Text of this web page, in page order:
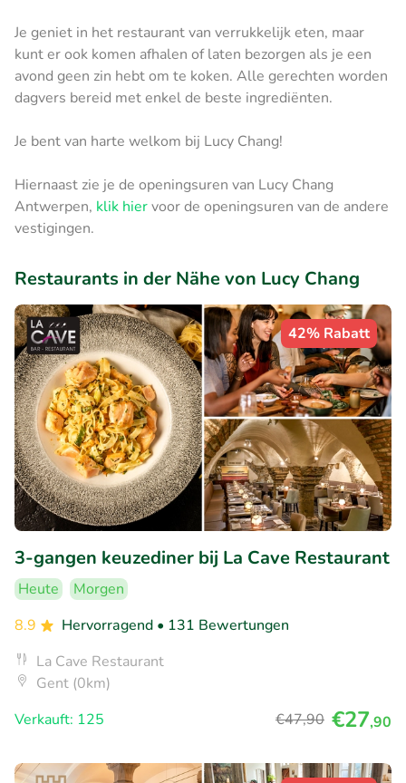
Je geniet in het restaurant van verrukkelijk eten, maar
kunt er ook komen afhalen of laten bezorgen als je een
avond geen zin hebt om te koken. Alle gerechten worden
dagvers bereid met enkel de beste ingrediënten.
Je bent van harte welkom bij Lucy Chang!
Hiernaast zie je de openingsuren van Lucy Chang
Antwerpen, klik hiervoor de openingsuren van de andere
vestigingen.
Restaurants in der Nähe von Lucy Chang
42% Rabatt
3-gangen keuzediner bij La Cave Restaurant
Heute
Morgen
8.9
Hervorragend • 131 Bewertungen
La Cave Restaurant
Gent (0km)
Verkauft: 125
€47,90 €27,90